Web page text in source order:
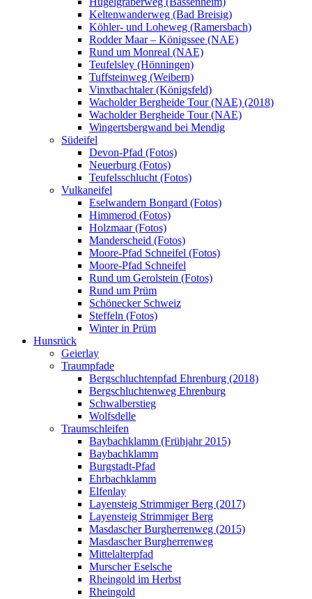
Keltenwanderweg (Bad Breisig)
Köhler- und Loheweg (Ramersbach)
Rodder Maar – Königssee (NAE)
Rund um Monreal (NAE)
Teufelsley (Hönningen)
Tuffsteinweg (Weibern)
Vinxtbachtaler (Königsfeld)
Wacholder Bergheide Tour (NAE) (2018)
Wacholder Bergheide Tour (NAE)
Wingertsbergwand bei Mendig
Südeifel
Devon-Pfad (Fotos)
Neuerburg (Fotos)
Teufelsschlucht (Fotos)
Vulkaneifel
Eselwandern Bongard (Fotos)
Himmerod (Fotos)
Holzmaar (Fotos)
Manderscheid (Fotos)
Moore-Pfad Schneifel (Fotos)
Moore-Pfad Schneifel
Rund um Gerolstein (Fotos)
Rund um Prüm
Schönecker Schweiz
Steffeln (Fotos)
Winter in Prüm
Hunsrück
Geierlay
Traumpfade
Bergschluchtenpfad Ehrenburg (2018)
Bergschluchtenweg Ehrenburg
Schwalberstieg
Wolfsdelle
Traumschleifen
Baybachklamm (Frühjahr 2015)
Baybachklamm
Burgstadt-Pfad
Ehrbachklamm
Elfenlay
Layensteig Strimmiger Berg (2017)
Layensteig Strimmiger Berg
Masdascher Burgherrenweg (2015)
Masdascher Burgherrenweg
Mittelalterpfad
Murscher Eselsche
Rheingold im Herbst
Rheingold